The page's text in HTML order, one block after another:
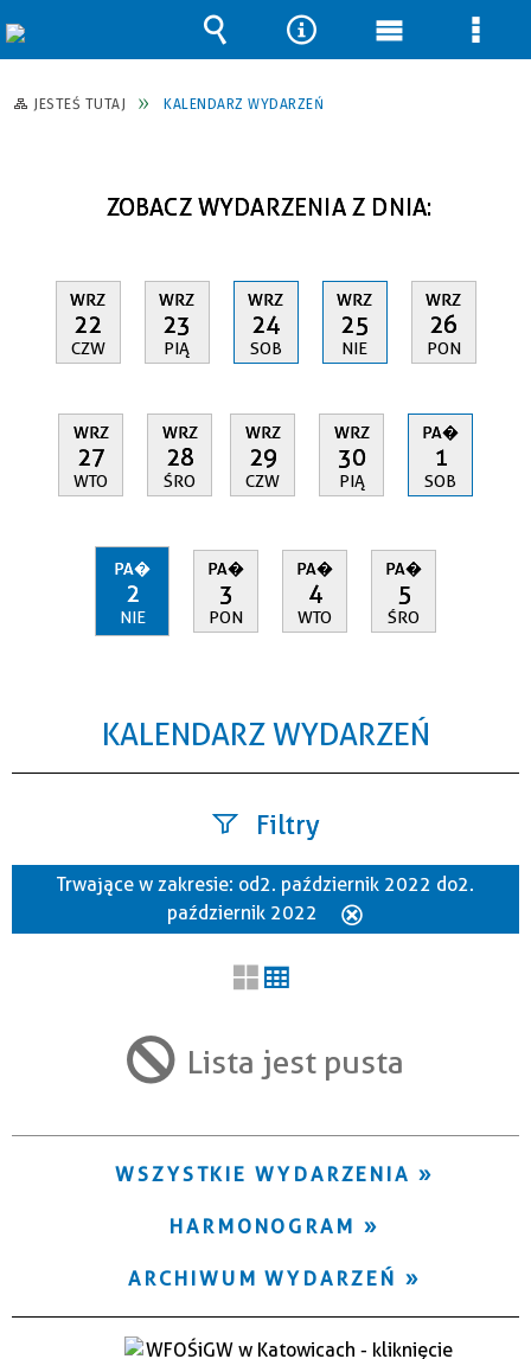
JESTEŚ TUTAJ KALENDARZ WYDARZEŃ
ZOBACZ WYDARZENIA Z DNIA:
WRZ
22
CZW
WRZ
23
PIĄ
WRZ
24
SOB
WRZ
25
NIE
WRZ
26
PON
WRZ
27
WTO
WRZ
28
ŚRO
WRZ
29
CZW
WRZ
30
PIĄ
PA�
1
SOB
PA�
2
NIE
PA�
3
PON
PA�
4
WTO
PA�
5
ŚRO
KALENDARZ WYDARZEŃ
Filtry
Szukana fraza
Trwające w zakresie
Trwające w zakresie: od 2. październik 2022 do 2.
październik 2022
Lista jest pusta
WSZYSTKIE WYDARZENIA
HARMONOGRAM
ARCHIWUM WYDARZEŃ
Wyszukiwarka
Narzędzia
Menu Menu